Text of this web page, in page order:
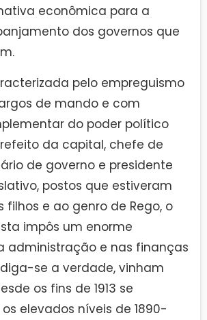
econômica para a
dos governos que
pelo empreguismo
de mando e com
do poder político
da capital, chefe de
de governo e presidente
postos que estiveram
filhos e ao genro de Rego, o
impôs um enorme
administração e nas finanças
se a verdade, vinham
os fins de 1913 se
elevados níveis de 1890-